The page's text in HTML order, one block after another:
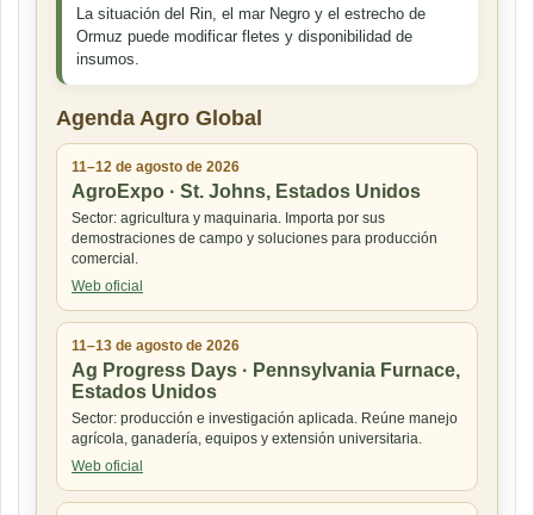
La situación del Rin, el mar Negro y el estrecho de
Ormuz puede modificar fletes y disponibilidad de
insumos.
Agenda Agro Global
11–12 de agosto de 2026
AgroExpo · St. Johns, Estados Unidos
Sector: agricultura y maquinaria. Importa por sus
demostraciones de campo y soluciones para producción
comercial.
Web oficial
11–13 de agosto de 2026
Ag Progress Days · Pennsylvania Furnace,
Estados Unidos
Sector: producción e investigación aplicada. Reúne manejo
agrícola, ganadería, equipos y extensión universitaria.
Web oficial